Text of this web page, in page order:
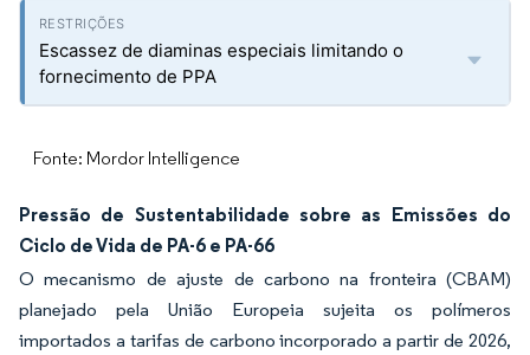
Escassez de diaminas especiais limitando o
fornecimento de PPA
Fonte: Mordor Intelligence
Pressão de Sustentabilidade sobre as Emissões do
Ciclo de Vida de PA-6 e PA-66
O mecanismo de ajuste de carbono na fronteira (CBAM)
planejado pela União Europeia sujeita os polímeros
importados a tarifas de carbono incorporado a partir de 2026,